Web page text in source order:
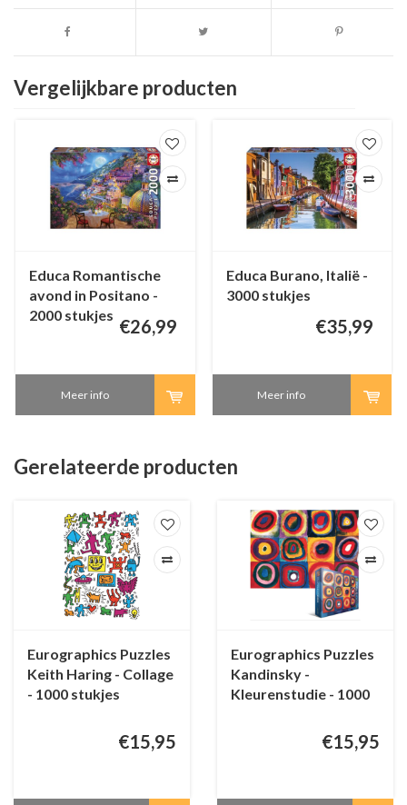
Vergelijkbare producten
Educa Romantische
avond in Positano -
2000 stukjes
€26,99
Meer info
Educa Burano, Italië -
3000 stukjes
€35,99
Meer info
Gerelateerde producten
Eurographics Puzzles
Keith Haring - Collage
- 1000 stukjes
€15,95
Eurographics Puzzles
Kandinsky -
Kleurenstudie - 1000
€15,95